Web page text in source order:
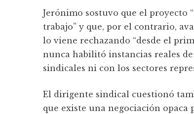
Jerónimo sostuvo que el
trabajo” y que, por el contrario,
lo viene rechazando “desde el
nunca habilitó instancias reales
sindicales ni con los sectores
El dirigente sindical cuestionó
que existe una negociación opaca